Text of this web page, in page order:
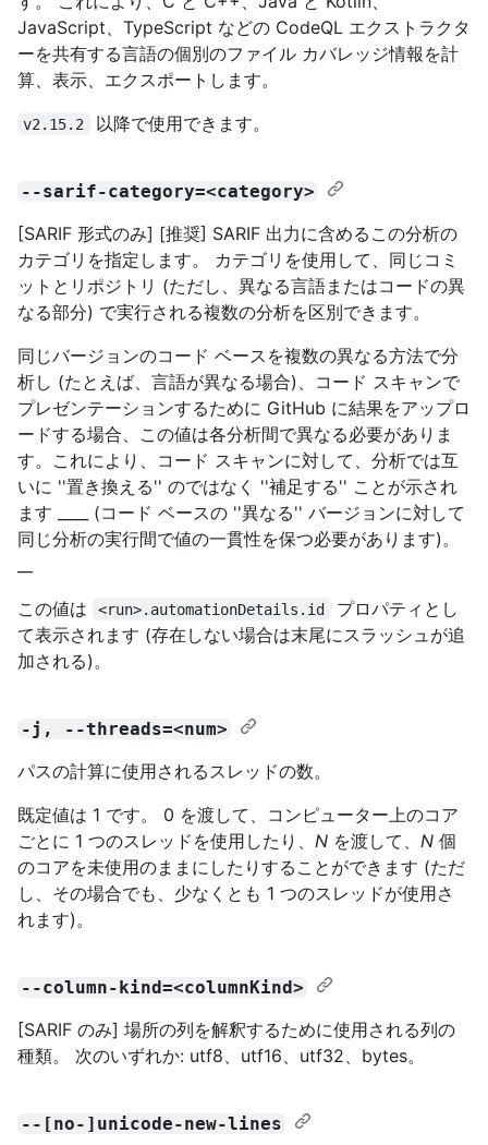
JavaScript、TypeScript などの CodeQL エクストラクタ
ーを共有する言語の個別のファイル カバレッジ情報を計
算、表示、エクスポートします。
v2.15.2 以降で使用できます。
--sarif-category=<category>
[SARIF 形式のみ] [推奨] SARIF 出力に含めるこの分析の
カテゴリを指定します。 カテゴリを使用して、同じコミ
ットとリポジトリ (ただし、異なる言語またはコードの異
なる部分) で実行される複数の分析を区別できます。
同じバージョンのコード ベースを複数の異なる方法で分
析し (たとえば、言語が異なる場合)、コード スキャンで
プレゼンテーションするために GitHub に結果をアップロ
ードする場合、この値は各分析間で異なる必要がありま
す。これにより、コード スキャンに対して、分析では互
いに ''置き換える'' のではなく ''補足する'' ことが示され
ます ____ (コード ベースの ''異なる'' バージョンに対して
同じ分析の実行間で値の一貫性を保つ必要があります)。
この値は
<run>.automationDetails.id
プロパティとし
て表示されます (存在しない場合は末尾にスラッシュが追
加される)。
-j, --threads=<num>
パスの計算に使用されるスレッドの数。
既定値は 1 です。 0 を渡して、コンピューター上のコア
ごとに 1 つのスレッドを使用したり、 N を渡して、 N 個
のコアを未使用のままにしたりすることができます (ただ
し、その場合でも、少なくとも 1 つのスレッドが使用さ
れます)。
--column-kind=<columnKind>
[SARIF のみ] 場所の列を解釈するために使用される列の
種類。 次のいずれか: utf8、utf16、utf32、bytes。
--[no-]unicode-new-lines